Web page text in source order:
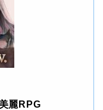
麗RPG